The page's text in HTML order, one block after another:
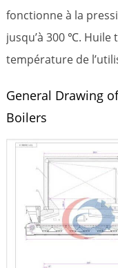
fonctionne à la
jusqu’à 300 ℃.
température de
General Drawing
Boilers